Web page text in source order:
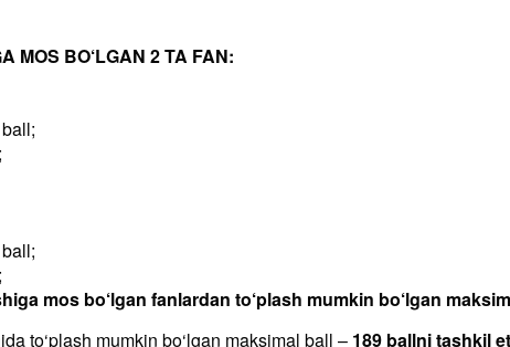
MOS BO‘LGAN 2 TA FAN:
mos bo‘lgan fanlardan to‘plash mumkin bo‘lgan
to‘plash mumkin bo‘lgan maksimal ball – 189 ballni tashkil